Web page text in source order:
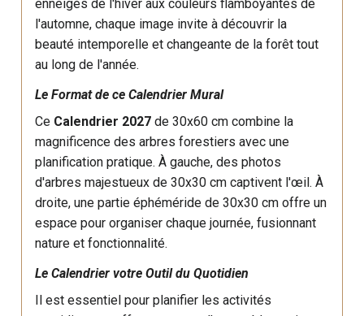
enneigés de l'hiver aux couleurs flamboyantes de
l'automne, chaque image invite à découvrir la
beauté intemporelle et changeante de la forêt tout
au long de l'année.
Le Format de ce Calendrier Mural
Ce Calendrier 2027 de 30x60 cm combine la
magnificence des arbres forestiers avec une
planification pratique. À gauche, des photos
d'arbres majestueux de 30x30 cm captivent l'œil. À
droite, une partie éphéméride de 30x30 cm offre un
espace pour organiser chaque journée, fusionnant
nature et fonctionnalité.
Le Calendrier votre Outil du Quotidien
Il est essentiel pour planifier les activités